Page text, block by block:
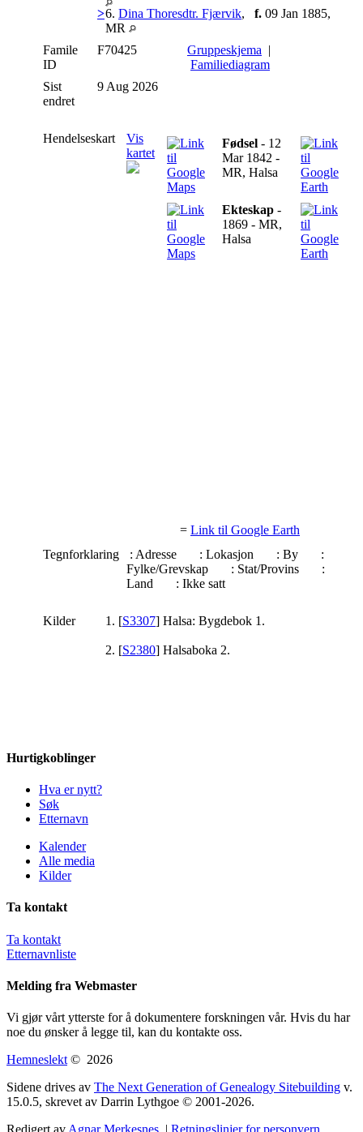
>6. Dina Thoresdtr. Fjærvik, f. 09 Jan 1885,
MR
Famile
ID
F70425 Gruppeskjema |
Familiediagram
Sist
endret
9 Aug 2026
Hendelseskart
Vis
kartet
Fødsel - 12
Mar 1842 -
MR, Halsa
Ekteskap -
1869 - MR,
Halsa
= Link til Google Earth
Tegnforklaring
: Adresse : Lokasjon : By
:
Fylke/Grevskap
: Stat/Provins
:
Land
: Ikke satt
Kilder [S3307] Halsa: Bygdebok 1.
[S2380] Halsaboka 2.
Hurtigkoblinger
Hva er nytt?
Søk
Etternavn
Kalender
Alle media
Kilder
Ta kontakt
Ta kontakt
Etternavnliste
Melding fra Webmaster
Vi gjør vårt ytterste for å dokumentere forskningen vår. Hvis du har
noe du ønsker å legge til, kan du kontakte oss.
Hemneslekt © 2026
Sidene drives av The Next Generation of Genealogy Sitebuilding v.
15.0.5, skrevet av Darrin Lythgoe © 2001-2026.
Redigert av Agnar Merkesnes . | Retningslinjer for personvern